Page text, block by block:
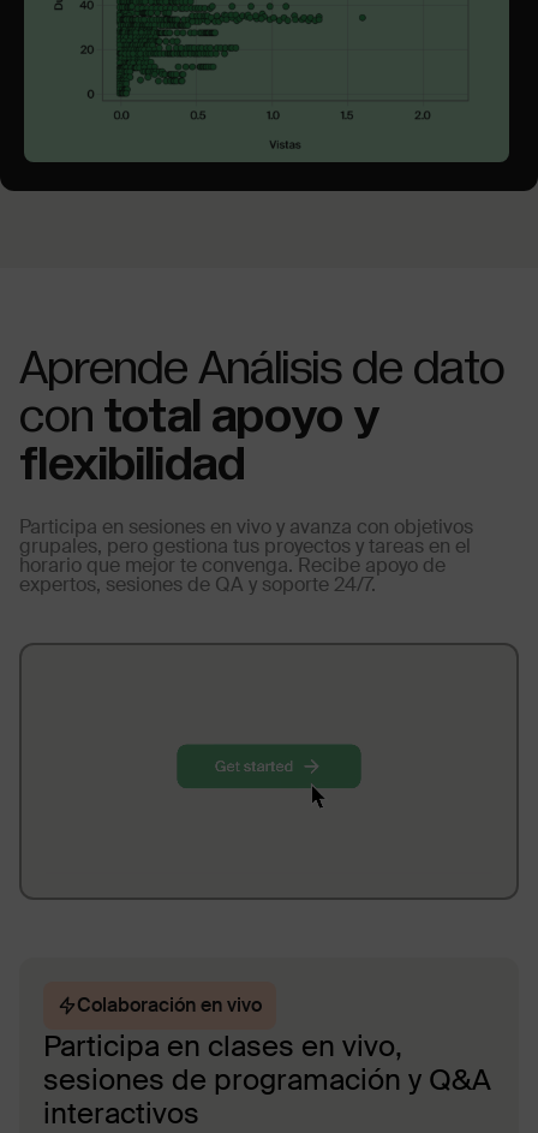
Aprende Análisis de dato
con total apoyo y
flexibilidad
Participa en sesiones en vivo y avanza con objetivos
grupales, pero gestiona tus proyectos y tareas en el
horario que mejor te convenga. Recibe apoyo de
expertos, sesiones de QA y soporte 24/7.
Colaboración en vivo
Participa en clases en vivo,
sesiones de programación y Q&A
interactivos